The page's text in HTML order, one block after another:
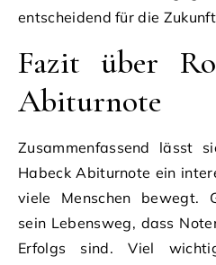
entscheidend für die
Fazit über
Abiturnote
Zusammenfassend lässt
Habeck Abiturnote ein
viele Menschen bewegt.
sein Lebensweg, dass
Erfolgs sind. Viel